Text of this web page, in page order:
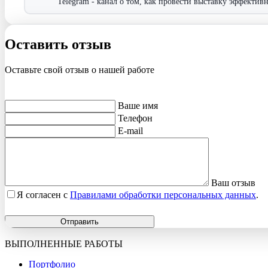
Оставить отзыв
Оставьте свой отзыв о нашей работе
Ваше имя
Телефон
E-mail
Ваш отзыв
Я согласен с Правилами обработки персональных данных.
Отправить
ВЫПОЛНЕННЫЕ РАБОТЫ
Портфолио